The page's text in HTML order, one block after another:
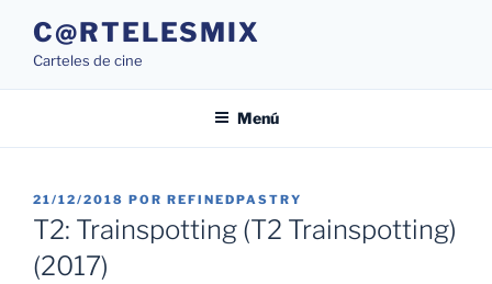
contenido
C@RTELESMIX
Carteles de cine
Menú
PUBLICADO
EL
21/12/2018 POR REFINEDPASTRY
T2: Trainspotting (T2 Trainspotting)
(2017)